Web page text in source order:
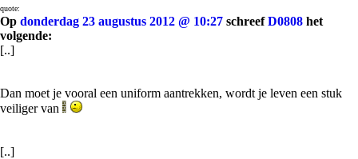
quote:
Op donderdag 23 augustus 2012 @ 10:27 schreefD0808 het
volgende:
[..]
Dan moet je vooral een uniform aantrekken, wordt je leven een stuk
veiliger van
[..]